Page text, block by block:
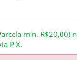
mín. R$20,00)
PIX.